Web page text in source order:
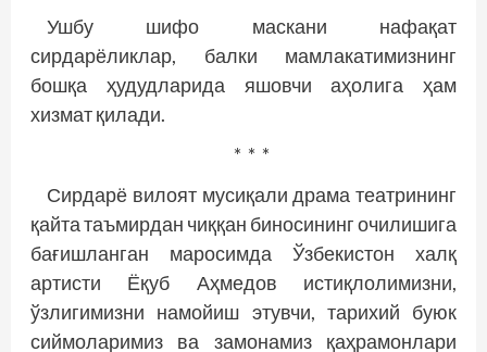
Ушбу шифо маскани нафақат
сирдарёликлар, балки мамлакатимизнинг
бошқа ҳудудларида яшовчи аҳолига ҳам
хизмат қилади.
* * *
Сирдарё вилоят мусиқали драма театрининг
қайта таъмирдан чиққан биносининг очилишига
бағишланган маросимда Ўзбекистон халқ
артисти Ёқуб Аҳмедов истиқлолимизни,
ўзлигимизни намойиш этувчи, тарихий буюк
сиймоларимиз ва замонамиз қаҳрамонлари